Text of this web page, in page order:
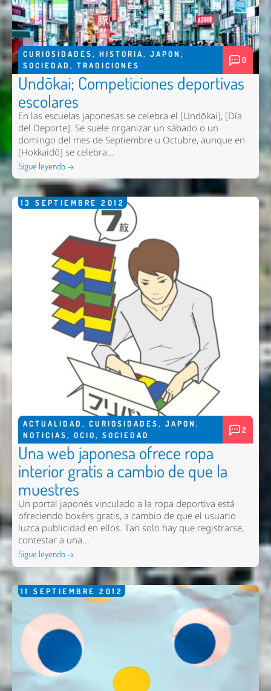
CURIOSIDADES, HISTORIA, JAPON ,
SOCIEDAD , TRADICIONES
0
Undōkai; Competiciones deportivas
escolares
En las escuelas japonesas se celebra el [Undōkai], [Día
del Deporte]. Se suele organizar un sábado o un
domingo del mes de Septiembre u Octubre, aunque en
[Hokkaidō] se celebra...
Sigue leyendo →
13 SEPTIEMBRE 2012
ACTUALIDAD , CURIOSIDADES, JAPON ,
NOTICIAS, OCIO, SOCIEDAD
2
Una web japonesa ofrece ropa
interior gratis a cambio de que la
muestres
Un portal japonés vinculado a la ropa deportiva está
ofreciendo boxérs gratis, a cambio de que el usuario
luzca publicidad en ellos. Tan solo hay que registrarse,
contestar a una...
Sigue leyendo →
11 SEPTIEMBRE 2012